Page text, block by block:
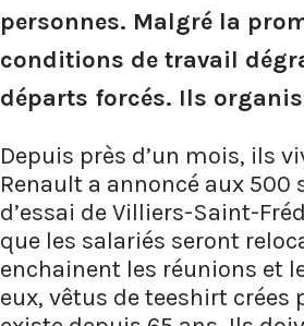
personnes. Malgré la
conditions de travail
départs forcés. Ils
Depuis près d’un mois, ils
Renault a annoncé aux
d’essai de Villiers-Saint-
que les salariés seront
enchainent les réunions et
eux, vêtus de teeshirt crées